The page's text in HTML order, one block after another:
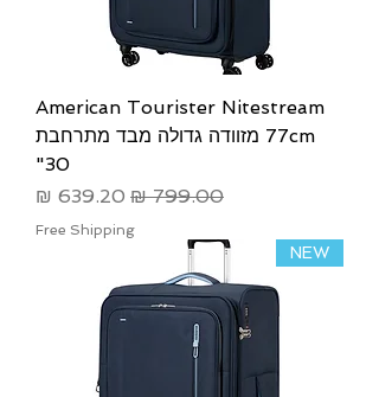
American Tourister Nitestream
77cm מזוודה גדולה מבד מתרחבת
30"
מחיר רגיל
מחיר מבצע
Free Shipping
NEW